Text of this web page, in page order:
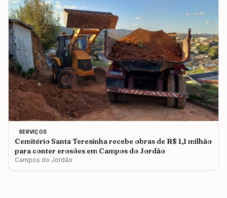
SERVIÇOS
Cemitério Santa Teresinha recebe obras de R$ 1,1 milhão
para conter erosões em Campos do Jordão
Campos do Jordão